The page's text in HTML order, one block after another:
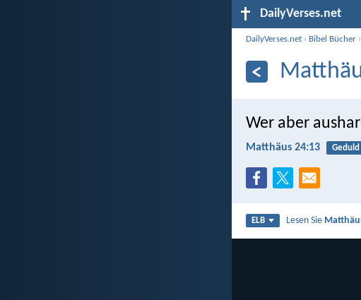
DailyVerses.net
DailyVerses.net › Bibel Bücher ›
Wer aber
Matthäus 24:13 Geduld
ELB Lesen Sie